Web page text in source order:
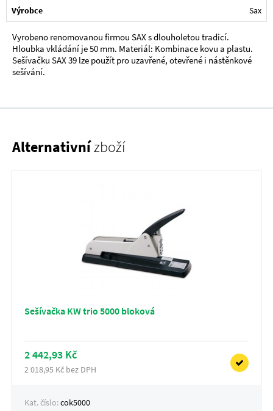
Výrobce Sax
Vyrobeno renomovanou firmou SAX s dlouholetou tradicí.
Hloubka vkládání je 50 mm. Materiál: Kombinace kovu a plastu.
Sešívačku SAX 39 lze použít pro uzavřené, otevřené i nástěnkové
sešívání.
Alternativnízboží
Sešívačka KW trio 5000 bloková
2 442,93 Kč
2 018,95 Kč bez DPH
Kat. číslo:cok5000